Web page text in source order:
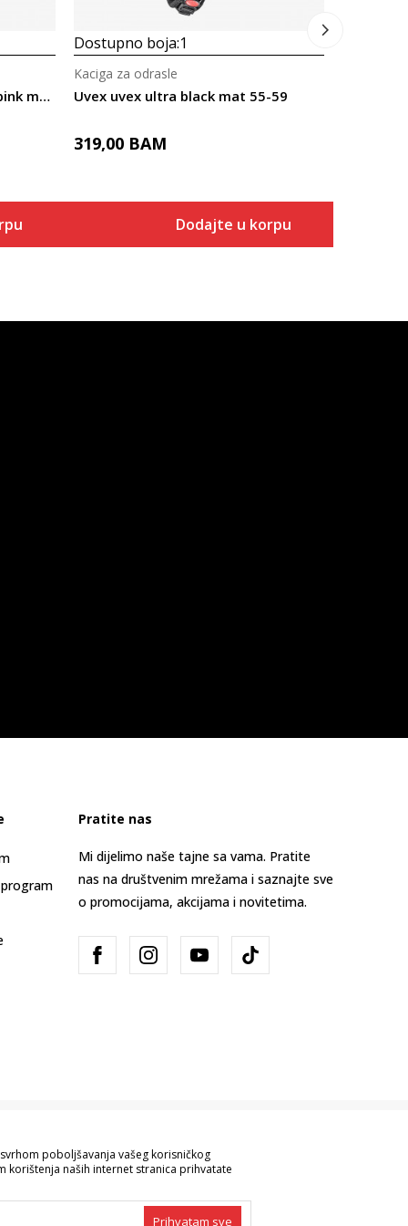
Uvex uvex heyya pro white - pink mat 54-58
Dostupno boja:1
Uvex uvex ultra black mat 55-59
Kaciga za odrasle
319,00 BAM
Dodajte u korpu
Pratite nas
Mi dijelimo naše tajne sa vama. Pratite
nas na društvenim mrežama i saznajte sve
o promocijama, akcijama i novitetima.
kompletne i bez grešaka.
možete provjeriti pozivom na broj
poboljšavanja vašeg korisničkog
korištenja naših internet stranica prihvatate
Prihvatam sve